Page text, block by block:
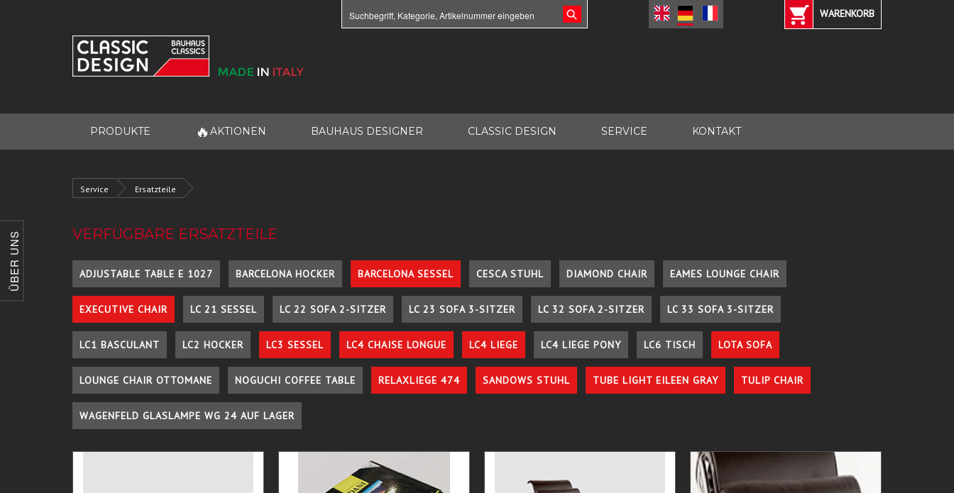
ÜBER UNS
WARENKORB
PRODUKTE 🔥 AKTIONEN BAUHAUS DESIGNER CLASSIC DESIGN SERVICE KONTAKT
Service Ersatzteile
VERFÜGBARE ERSATZTEILE
ADJUSTABLE TABLE E 1027 BARCELONA HOCKER BARCELONA SESSEL CESCA STUHL DIAMOND CHAIR EAMES LOUNGE CHAIR
EXECUTIVE CHAIR LC 21 SESSEL LC 22 SOFA 2-SITZER LC 23 SOFA 3-SITZER LC 32 SOFA 2-SITZER LC 33 SOFA 3-SITZER
LC1 BASCULANT LC2 HOCKER LC3 SESSEL LC4 CHAISE LONGUE LC4 LIEGE LC4 LIEGE PONY LC6 TISCH LOTA SOFA
LOUNGE CHAIR OTTOMANE NOGUCHI COFFEE TABLE RELAXLIEGE 474 SANDOWS STUHL TUBE LIGHT EILEEN GRAY TULIP CHAIR
WAGENFELD GLASLAMPE WG 24 AUF LAGER